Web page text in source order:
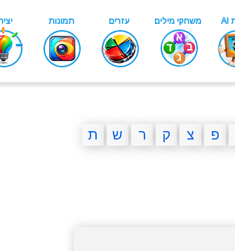
פ צ ק ר ש ת